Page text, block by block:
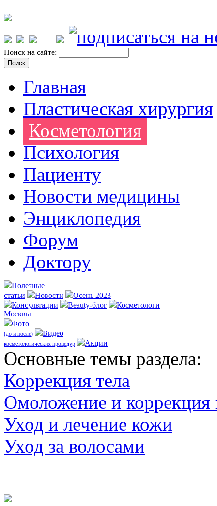
Поиск на сайте:
Главная
Пластическая хирургия
Косметология
Психология
Пациенту
Новости медицины
Энциклопедия
Форум
Доктору
Полезные
статьи
Новости
Осень 2023
Консультации
Beauty-блог
Косметологи
Москвы
Фото
(до и после) Видео
косметологических процедур Акции
Оcновные темы раздела:
Коррекция тела
Омоложение и коррекция
Уход и лечение кожи
Уход за волосами